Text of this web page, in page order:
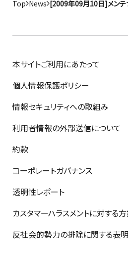
Top News [2009年09月10日]メン
本サイトご利用にあたって
個人情報保護ポリシー
情報セキュリティへの取組み
利用者情報の外部送信について
約款
コーポレートガバナンス
透明性レポート
カスタマーハラスメントに対する
反社会的勢力の排除に関する表